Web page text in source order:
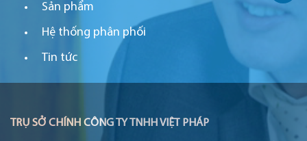
Sản phẩm
Hệ thống phân phối
Tin tức
TRỤ SỞ CHÍNH CÔNG TY TNHH VIỆT PHÁP